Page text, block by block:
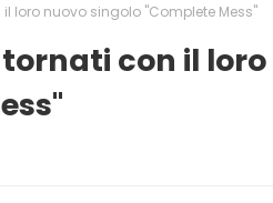
loro nuovo singolo "Complete Mess"
tornati con il loro